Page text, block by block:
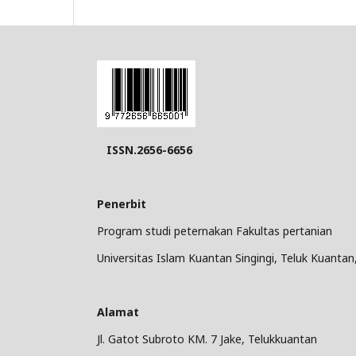
ISSN.2656-6656
Penerbit
Program studi peternakan Fakultas pertanian
Universitas Islam Kuantan Singingi, Teluk
Alamat
Jl. Gatot Subroto KM. 7 Jake, Telukkuantan